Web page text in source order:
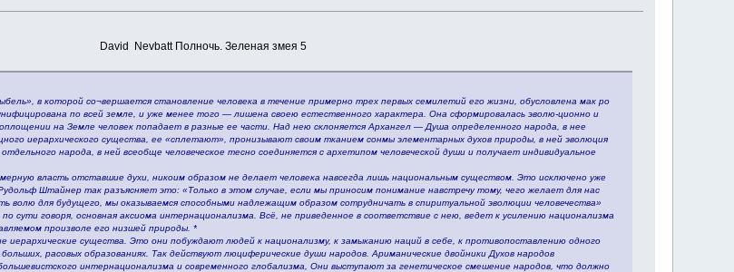
David Nevbatt Полночь. Зеленая змея 5
в которой со¬вершается становление человека в течение примерно трех первых семилетий его жизни, обусловлена мак ро
по всей земле, и уже менее того — лишена своею естественного характера. Она сформировалась эволю-ционно и
на Земле человек попадает в разные ее части. Над нею склоняется Архангел — Душа определенного народа, в нее
иерархического существа, ее «сплетают», пронизывают своим тканием сонмы элементарных духов природы, в ней эволюция
народа, в ней всеобще человеческое тесно соединяется с архетипом человеческой души и получает индивидуальное
власть отставшие духи, никоим образом не делает человека навсегда лишь национальным существом. Это исключено уже
Штайнер так разъясняет это: «Только в этом случае, если мы приносим понимание навстречу тому, чего желает для нас
волю для будущего, мы оказываемся способными надлежащим образом сотрудничать в спиритуальной эволюции человечества»
сути говоря, основная аксиома интернационализма. Всё, не приведенное в соответствие с нею, ведет к усилению национализма
произволе его низшей природы. *
иерархические существа. Это они побуждают людей к национализму, к замыканию наций в себе, к противопоставлению одного
расовых образованиях. Так действуют люциферические души народов. Ариманические двойники Духов народов
интернационализма и современного глобализма, Они выступают за генетическое смешение народов, что должно